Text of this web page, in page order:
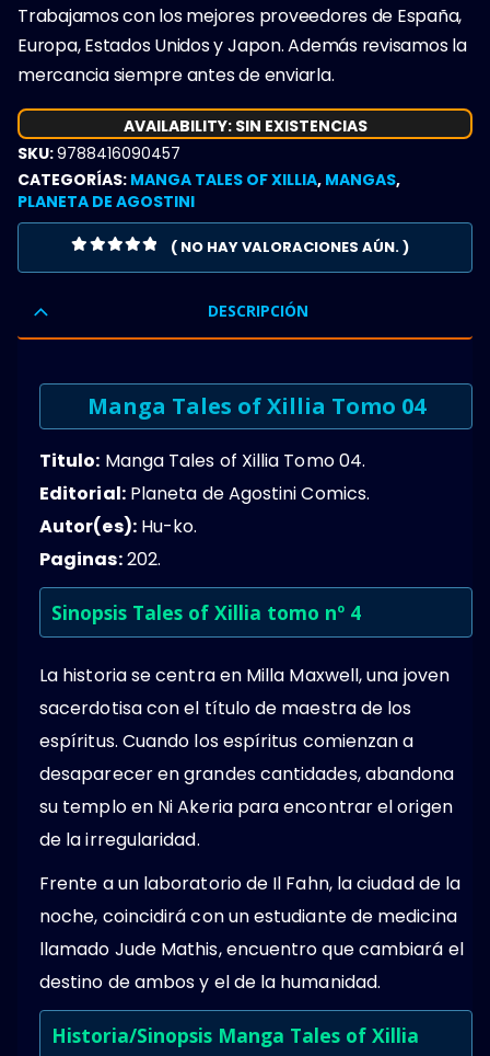
Trabajamos con los mejores proveedores de España,
Europa, Estados Unidos y Japon. Además revisamos la
mercancia siempre antes de enviarla.
AVAILABILITY: SIN EXISTENCIAS
SKU:9788416090457
CATEGORÍAS: MANGA TALES OF XILLIA, MANGAS,
PLANETA DE AGOSTINI
( NO HAY VALORACIONES AÚN. )
DESCRIPCIÓN
Manga Tales of Xillia Tomo 04
Titulo: Manga Tales of Xillia Tomo 04.
Editorial:Planeta de Agostini Comics.
Autor(es):Hu-ko.
Paginas:202.
Sinopsis Tales of Xillia tomo nº 4
La historia se centra en Milla Maxwell, una joven
sacerdotisa con el título de maestra de los
espíritus. Cuando los espíritus comienzan a
desaparecer en grandes cantidades, abandona
su templo en Ni Akeria para encontrar el origen
de la irregularidad.
Frente a un laboratorio de Il Fahn, la ciudad de la
noche, coincidirá con un estudiante de medicina
llamado Jude Mathis, encuentro que cambiará el
destino de ambos y el de la humanidad.
Historia/Sinopsis Manga Tales of Xillia